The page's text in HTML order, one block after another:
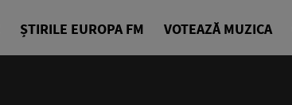
ȘTIRILE EUROPA FM VOTEAZĂ MUZICA